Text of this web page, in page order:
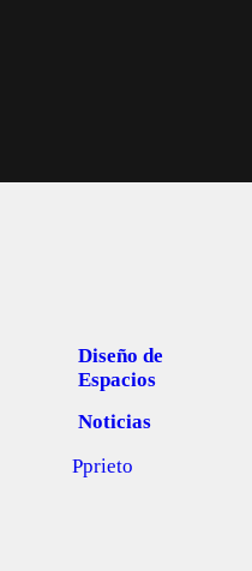
Diseño de
Espacios
Noticias
Pprieto